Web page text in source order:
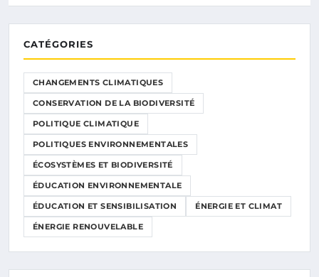
CATÉGORIES
CHANGEMENTS CLIMATIQUES
CONSERVATION DE LA BIODIVERSITÉ
POLITIQUE CLIMATIQUE
POLITIQUES ENVIRONNEMENTALES
ÉCOSYSTÈMES ET BIODIVERSITÉ
ÉDUCATION ENVIRONNEMENTALE
ÉDUCATION ET SENSIBILISATION ÉNERGIE ET CLIMAT
ÉNERGIE RENOUVELABLE